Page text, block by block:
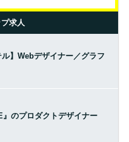
求人
ル】Webデザイナー／グラフ
のプロダクトデザイナー